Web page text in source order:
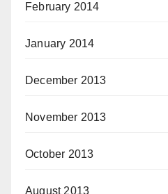
February 2014
January 2014
December 2013
November 2013
October 2013
August 2013